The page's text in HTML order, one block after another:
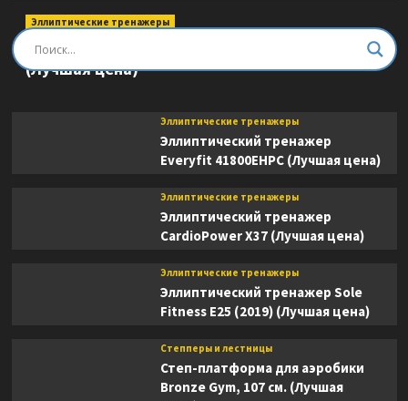
Эллиптические тренажеры
Эллиптический тренажер DFC E8745T
(Лучшая цена)
Эллиптические тренажеры
Эллиптический тренажер
Everyfit 41800EHPC (Лучшая цена)
Эллиптические тренажеры
Эллиптический тренажер
CardioPower X37 (Лучшая цена)
Эллиптические тренажеры
Эллиптический тренажер Sole
Fitness E25 (2019) (Лучшая цена)
Степперы и лестницы
Степ-платформа для аэробики
Bronze Gym, 107 см. (Лучшая